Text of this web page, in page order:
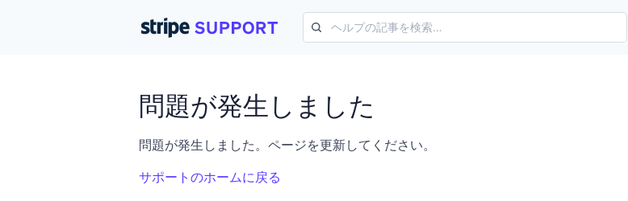
問題が発生しました
問題が発生しました。ページを更新してください。
サポートのホームに戻る